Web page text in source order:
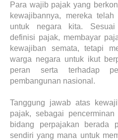
Para wajib pajak yang
kewajibannya, mereka
untuk negara kita. Sesuai
definisi pajak, membayar
kewajiban semata, tetapi
warga negara untuk ikut
peran serta terhadap
pembangunan nasional.
Tanggung jawab atas
pajak, sebagai
bidang perpajakan berada
sendiri yang mana untuk